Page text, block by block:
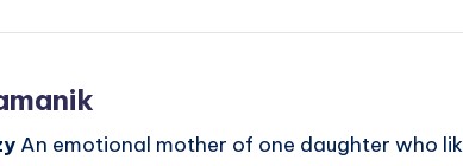
An emotional mother of one daughter who